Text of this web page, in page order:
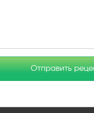
Отправить